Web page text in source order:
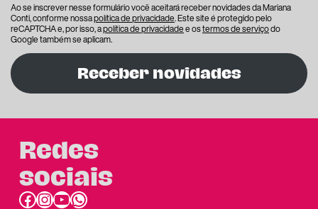
Ao se inscrever nesse formulário você aceitará receber novidades da Mariana
Conti, conforme nossapolítica de privacidade. Este site é protegido pelo
reCAPTCHA e, por isso, apolítica de privacidadee ostermos de serviçodo
Google também se aplicam.
Receber novidades
Redes
sociais
Facebook InstagramYoutube link do whatsapp